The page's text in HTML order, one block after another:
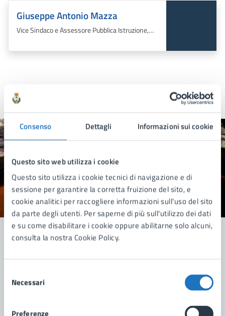
Consenso Dettagli Informazioni sui cookie
Questo sito web utilizza i cookie
Questo sito utilizza i cookie tecnici di navigazione e di
sessione per garantire la corretta fruizione del sito, e
cookie analitici per raccogliere informazioni sull'uso del sito
da parte degli utenti. Per saperne di più sull'utilizzo dei dati
e su come disabilitare i cookie oppure abilitarne solo alcuni,
consulta la nostra Cookie Policy.
delNecessari
Preferenze
Giuseppe Antonio Mazza
Vice Sindaco e Assessore Pubblica Istruzione,
informatizzazione uffici
Quanto sono chiare le informazioni su questa
pagina?
Valuta 5 stelle su 5
Valuta 4 stelle su 5
Valuta 3 stelle su 5
Valuta 2 stelle su 5
Valuta 1 stelle su 5
Leggi le domande frequenti